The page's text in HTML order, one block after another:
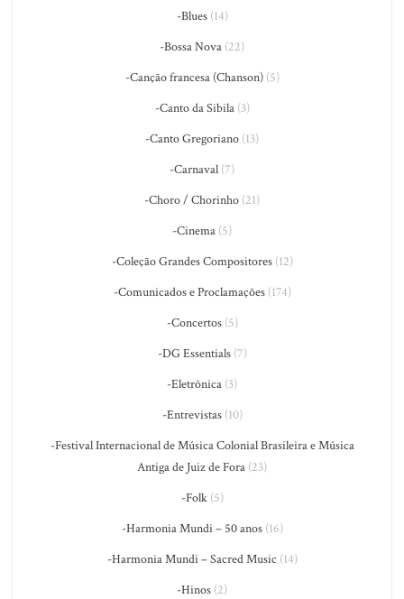
-Blues(14)
-Bossa Nova (22)
-Canção francesa (Chanson)(5)
-Canto da Sibila(3)
-Canto Gregoriano (13)
-Carnaval (7)
-Choro / Chorinho (21)
-Cinema (5)
-Coleção Grandes Compositores(12)
-Comunicados e Proclamações(174)
-Concertos(5)
-DG Essentials(7)
-Eletrônica (3)
-Entrevistas(10)
-Festival Internacional de Música Colonial Brasileira e Música
Antiga de Juiz de Fora (23)
-Folk(5)
-Harmonia Mundi – 50 anos(16)
-Harmonia Mundi – Sacred Music (14)
-Hinos (2)